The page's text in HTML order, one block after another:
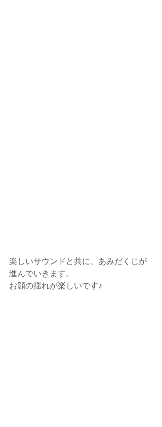
楽しいサウンドと共に、あみだくじが
進んでいきます。
お顔の揺れが楽しいです♪